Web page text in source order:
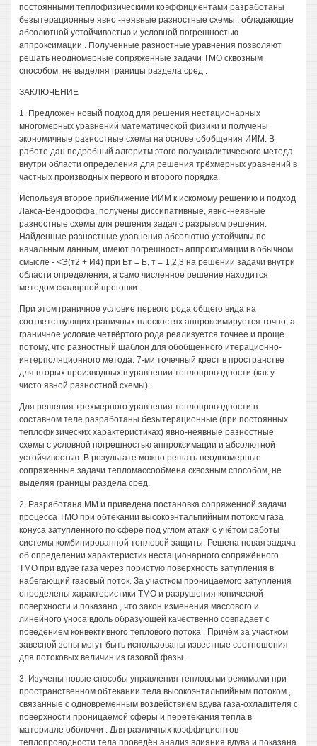
постоянными теплофизическими коэффициентами разработаны
безытерационные явно -неявные разностные схемы , обладающие
абсолютной устойчивостью и условной погрешностью
аппроксимации . Полученные разностные уравнения позволяют
решать неодномерные сопряжённые задачи ТМО сквозным
способом, не выделяя границы раздела сред .
ЗАКЛЮЧЕНИЕ
1. Предложен новый подход для решения нестационарных
многомерных уравнений математической физики и получены
экономичные разностные схемы на основе обобщения ИИМ. В
работе дан подробный алгоритм этого полуаналитического метода
внутри области определения для решения трёхмерных уравнений в
частных производных первого и второго порядка.
Используя второе приближение ИИМ к искомому решению и подход
Лакса-Вендроффа, получены диссипативные, явно-неявные
разностные схемы для решения задач с разрывом решения.
Найденные разностные уравнения абсолютно устойчивы по
начальным данным, имеют погрешность аппроксимации в обычном
смысле - <Э(т2 + И4) при Ьт = Ь, т = 1,2,3 на решении задачи внутри
области определения, а само численное решение находится
методом скалярной прогонки.
При этом граничное условие первого рода общего вида на
соответствующих граничных плоскостях аппроксимируется точно, а
граничное условие четвёртого рода реализуется точнее и проще
потому, что разностный шаблон для обобщённого итерационно-
интерполяционного метода: 7-ми точечный крест в пространстве
для вторых производных в уравнении теплопроводности (как у
чисто явной разностной схемы).
Для решения трехмерного уравнения теплопроводности в
составном теле разработаны безытерационные (при постоянных
теплофизических характеристиках) явно-неявные разностные
схемы с условной погрешностью аппроксимации и абсолютной
устойчивостью. В результате можно решать неодномерные
сопряженные задачи тепломассообмена сквозным способом, не
выделяя границы раздела сред.
2. Разработана ММ и приведена постановка сопряженной задачи
процесса ТМО при обтекании высокоэнтальпийным потоком газа
конуса затупленного по сфере под углом атаки с учётом работы
системы комбинированной тепловой защиты. Решена новая задача
об определении характеристик нестационарного сопряжённого
ТМО при вдуве газа через пористую поверхность затупления в
набегающий газовый поток. За участком проницаемого затупления
определены характеристики ТМО и разрушения конической
поверхности и показано , что закон изменения массового и
линейного уноса вдоль образующей качественно совпадает с
поведением конвективного теплового потока . Причём за участком
завесной зоны могут быть использованы известные соотношения
для потоковых величин из газовой фазы .
3. Изучены новые способы управления тепловыми режимами при
пространственном обтекании тела высокоэнтальпийным потоком ,
связанные с одновременным воздействием вдува газа-охладителя с
поверхности проницаемой сферы и перетекания тепла в
материале оболочки . Для различных коэффициентов
теплопроводности тела проведён анализ влияния вдува и показана